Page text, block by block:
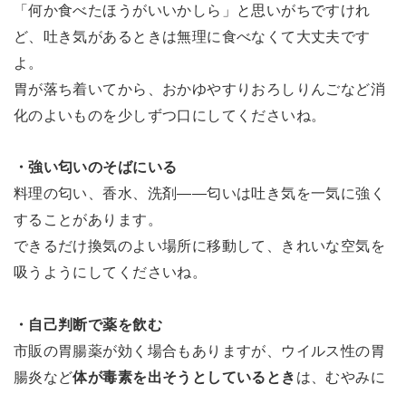
「何か食べたほうがいいかしら」と思いがちですけれ
ど、吐き気があるときは無理に食べなくて大丈夫です
よ。
胃が落ち着いてから、おかゆやすりおろしりんごなど消
化のよいものを少しずつ口にしてくださいね。
・強い匂いのそばにいる
料理の匂い、香水、洗剤――匂いは吐き気を一気に強く
することがあります。
できるだけ換気のよい場所に移動して、きれいな空気を
吸うようにしてくださいね。
・自己判断で薬を飲む
市販の胃腸薬が効く場合もありますが、ウイルス性の胃
腸炎など体が毒素を出そうとしているとき は、むやみに